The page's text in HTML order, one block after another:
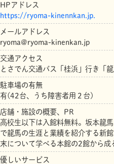
HPアドレス
https://ryoma-kinennkan.jp.
メールアドレス
ryoma@ryoma-kinenkan.jp
交通アクセス
とさでん交通バス「桂浜」行き「
駐車場の有無
有(42台、うち障害者用２台)
店舗・施設の概要、PR
高校生以下は入館料無料。坂本龍
で龍馬の生涯と業績を紹介する新
末について学べる本館の2館から成
優しいサービス